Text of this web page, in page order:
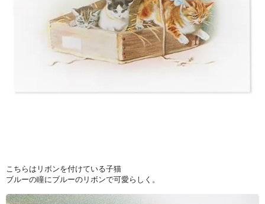
こちらはリボンを付けている子猫
ブルーの瞳にブルーのリボンで可愛らしく。